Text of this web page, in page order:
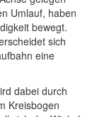
Umlauf, haben
bewegt.
sich
eine
dabei durch
Kreisbogen